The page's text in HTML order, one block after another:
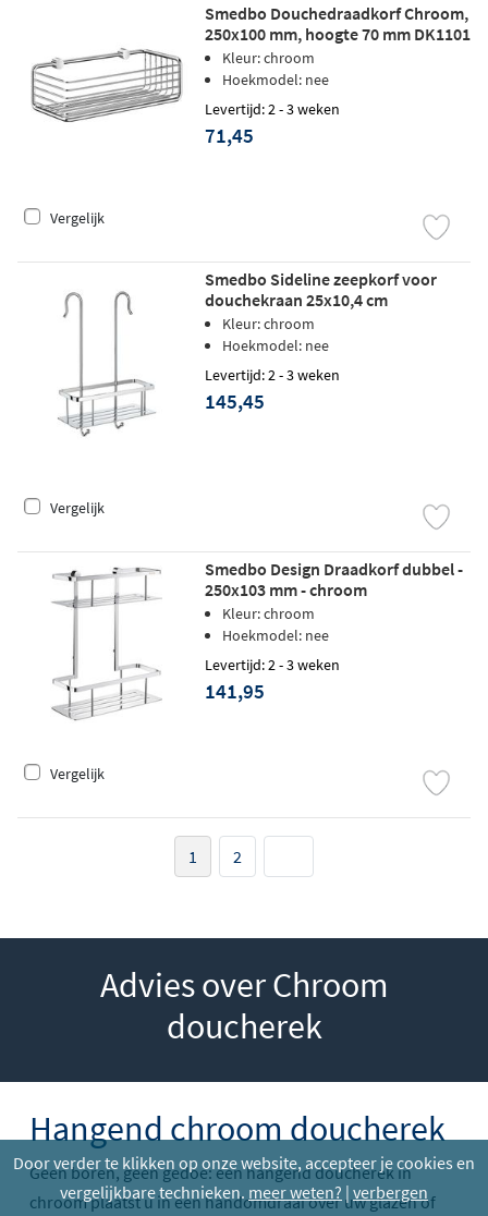
Door verder te klikken op onze website, accepteer je cookies en
vergelijkbare technieken. meer weten? | verbergen
Smedbo Douchedraadkorf Chroom,
250x100 mm, hoogte 70 mm DK1101
Kleur: chroom
Hoekmodel: nee
Levertijd: 2 - 3 weken
71,45
Vergelijk
Smedbo Sideline zeepkorf voor
douchekraan 25x10,4 cm
Kleur: chroom
Hoekmodel: nee
Levertijd: 2 - 3 weken
145,45
Vergelijk
Smedbo Design Draadkorf dubbel -
250x103 mm - chroom
Kleur: chroom
Hoekmodel: nee
Levertijd: 2 - 3 weken
141,95
Vergelijk
1 2
Advies over Chroom
doucherek
Hangend chroom doucherek
Geen boren, geen gedoe: een hangend doucherek in
chroom plaatst u in een handomdraai over uw glazen of